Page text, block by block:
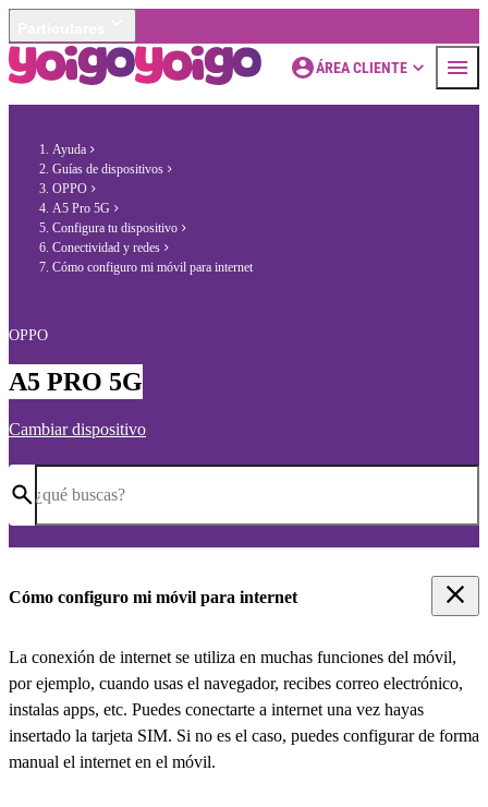
ÁREA CLIENTE
Ayuda
Guías de dispositivos
OPPO
A5 Pro 5G
Configura tu dispositivo
Conectividad y redes
Cómo configuro mi móvil para internet
OPPO
A5 PRO 5G
Cambiar dispositivo
¿qué buscas?
Cómo configuro mi móvil para internet
La conexión de internet se utiliza en muchas funciones del móvil,
por ejemplo, cuando usas el navegador, recibes correo electrónico,
instalas apps, etc. Puedes conectarte a internet una vez hayas
insertado la tarjeta SIM. Si no es el caso, puedes configurar de forma
manual el internet en el móvil.